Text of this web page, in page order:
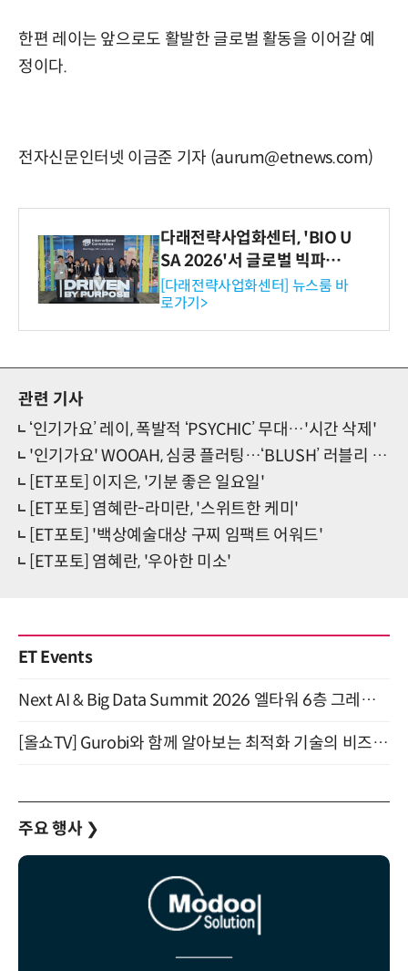
한편 레이는 앞으로도 활발한 글로벌 활동을 이어갈 예
정이다.
전자신문인터넷 이금준 기자 (aurum@etnews.com)
다래전략사업화센터, 'BIO U
SA 2026'서 글로벌 빅파마
와의 비즈니스 미팅 지원…K
-바이오 해외 진출 교두보 확
보
[다래전략사업화센터] 뉴스룸 바
로가기>
관련 기사
‘인기가요’ 레이, 폭발적 ‘PSYCHIC’ 무대…'시간 삭제'
'인기가요' WOOAH, 심쿵 플러팅…‘BLUSH’ 러블리 무대
[ET포토] 이지은, '기분 좋은 일요일'
[ET포토] 염혜란-라미란, '스위트한 케미'
[ET포토] '백상예술대상 구찌 임팩트 어워드'
[ET포토] 염혜란, '우아한 미소'
ET Events
Next AI & Big Data Summit 2026 엘타워 6층 그레이스홀 개최 (9/18)
[올쇼TV] Gurobi와 함께 알아보는 최적화 기술의 비즈니스 활용 (8월 20일 생방송)
주요 행사 ❯